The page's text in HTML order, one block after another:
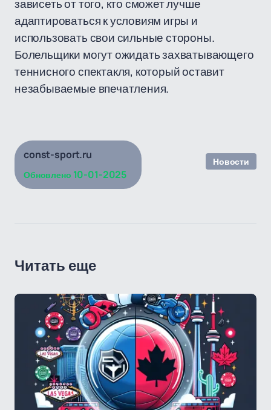
зависеть от того, кто сможет лучше
адаптироваться к условиям игры и
использовать свои сильные стороны.
Болельщики могут ожидать захватывающего
теннисного спектакля, который оставит
незабываемые впечатления.
const-sport.ru
Обновлено 10-01-2025
Новости
Читать еще